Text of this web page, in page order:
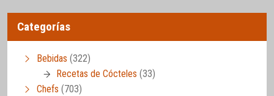
Categorías
Bebidas (322)
Recetas de Cócteles (33)
Chefs (703)